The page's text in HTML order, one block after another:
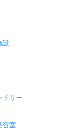
設
ドリー
容室